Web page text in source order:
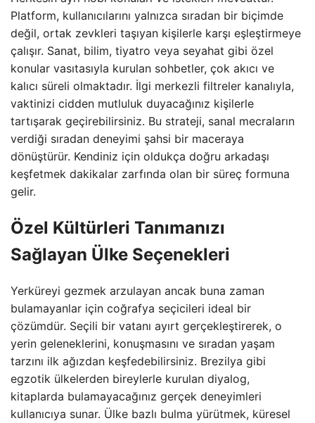
Platform, kullanıcılarını yalnızca sıradan bir biçimde
değil, ortak zevkleri taşıyan kişilerle karşı eşleştirmeye
çalışır. Sanat, bilim, tiyatro veya seyahat gibi özel
konular vasıtasıyla kurulan sohbetler, çok akıcı ve
kalıcı süreli olmaktadır. İlgi merkezli filtreler kanalıyla,
vaktinizi cidden mutluluk duyacağınız kişilerle
tartışarak geçirebilirsiniz. Bu strateji, sanal mecraların
verdiği sıradan deneyimi şahsi bir maceraya
dönüştürür. Kendiniz için oldukça doğru arkadaşı
keşfetmek dakikalar zarfında olan bir süreç formuna
gelir.
Özel Kültürleri Tanımanızı
Sağlayan Ülke Seçenekleri
Yerküreyi gezmek arzulayan ancak buna zaman
bulamayanlar için coğrafya seçicileri ideal bir
çözümdür. Seçili bir vatanı ayırt gerçekleştirerek, o
yerin geleneklerini, konuşmasını ve sıradan yaşam
tarzını ilk ağızdan keşfedebilirsiniz. Brezilya gibi
egzotik ülkelerden bireylerle kurulan diyalog,
kitaplarda bulamayacağınız gerçek deneyimleri
kullanıcıya sunar. Ülke bazlı bulma yürütmek, küresel